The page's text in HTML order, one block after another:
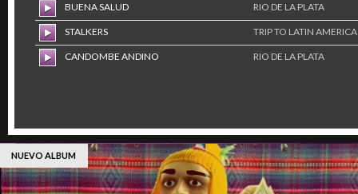
BUENA SALUD RIO DE LA PLATA
STALKERS TRIP TO LATIN AMERICA
CANDOMBE ANDINO RIO DE LA PLATA
NUEVO ALBUM